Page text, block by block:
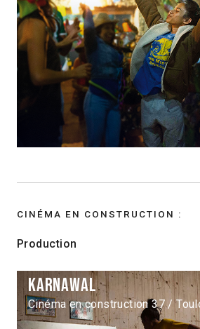
CINÉMA EN CONSTRUCTION :
Production
Karnawal
Cinéma en construction 37 /